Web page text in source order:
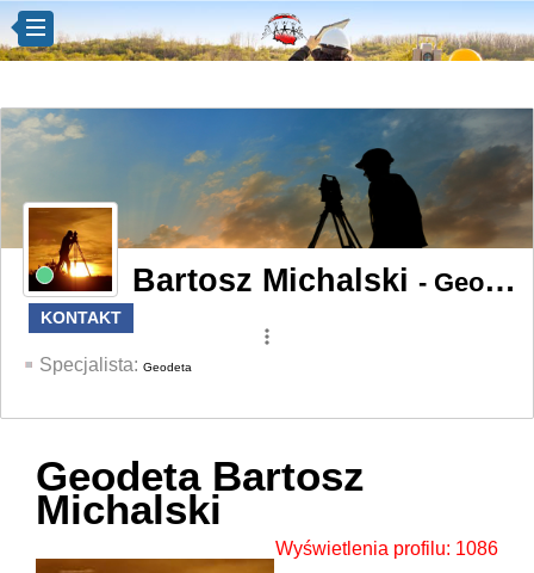
KONTAKT
Bartosz Michalski - Geodeta
more_vert
Specjalista: Geodeta
Geodeta Bartosz
Michalski
Wyświetlenia profilu: 1086